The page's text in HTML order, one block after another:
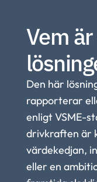
Vem
Den här
rapporterar
enligt VSME-
drivkraften är
värdekedjan,
eller en